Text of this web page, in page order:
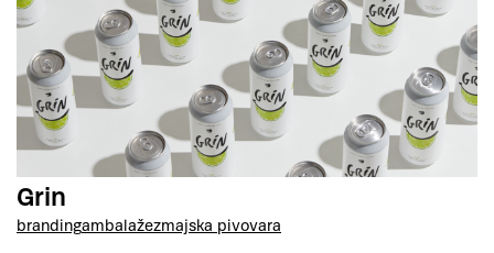
Grin
brandingambalažezmajska pivovara